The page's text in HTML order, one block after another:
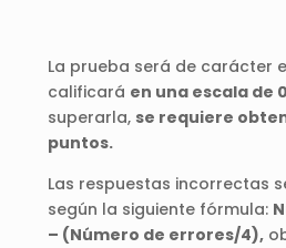
La prueba será de carácter
calificará en una escala de
superarla, se requiere
puntos.
Las respuestas incorrectas
según la siguiente fórmula:
– (Número de errores/4),